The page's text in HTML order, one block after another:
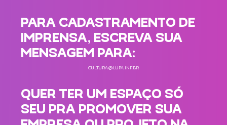
PARA CADASTRAMENTO DE
IMPRENSA, ESCREVA SUA
MENSAGEM PARA:
CULTURA@LUPA.INF.BR
QUER TER UM ESPAÇO SÓ
SEU PRA PROMOVER SUA